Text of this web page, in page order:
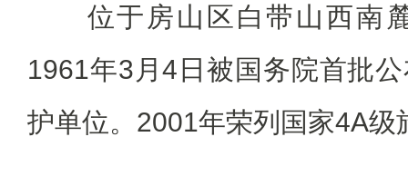
位于房山区白带山西南麓
1961年3月4日被国务院首批
护单位。2001年荣列国家4A级